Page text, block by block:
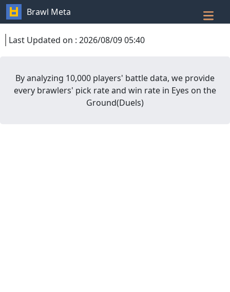
Brawl Meta
Last Updated on : 2026/08/09 05:40
By analyzing 10,000 players' battle data, we provide
every brawlers' pick rate and win rate in Eyes on the
Ground(Duels)